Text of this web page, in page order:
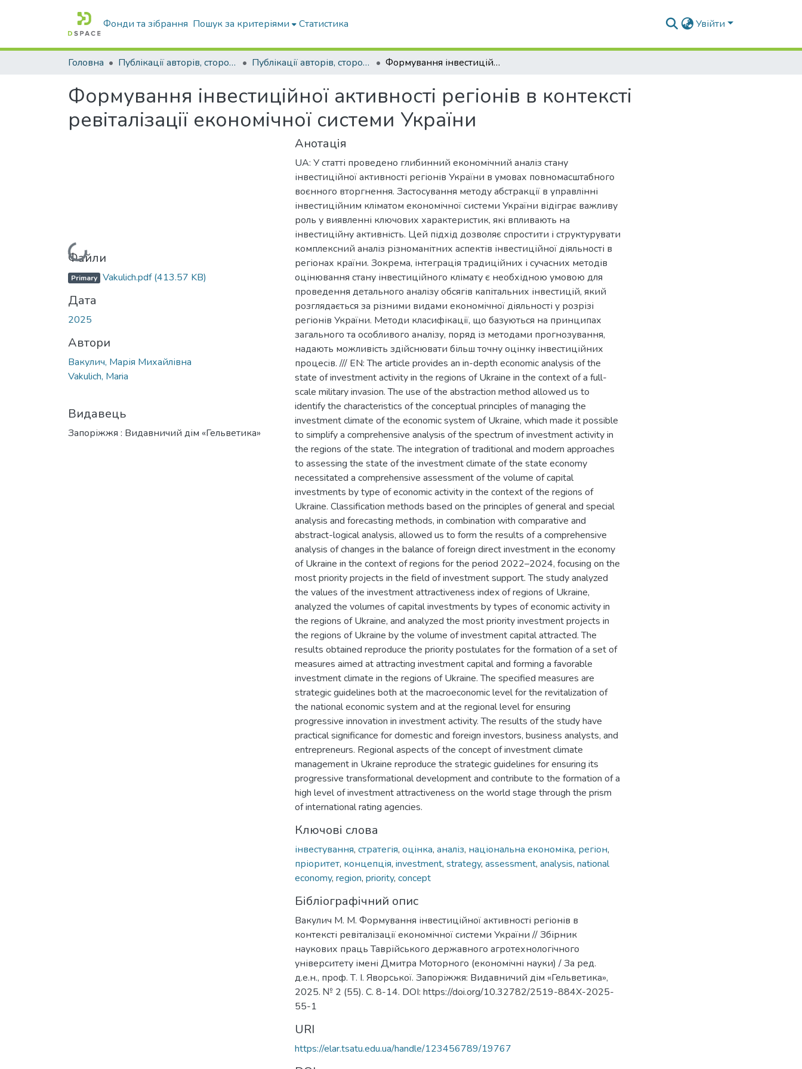
Фонди та зібрання Пошук за критеріями Статистика Увійти
Головна Публікації авторів, сторонніх університету Публікації авторів, сторонніх університету Формування інвестиційної активності регіонів в контексті ревіталізації економічної системи України
Формування інвестиційної активності регіонів в контексті
ревіталізації економічної системи України
Вантажиться...
Файли
Primary Vakulich.pdf(413.57 KB)
Дата
2025
Автори
Вакулич, Марія Михайлівна
Vakulich, Maria
Видавець
Запоріжжя : Видавничий дім «Гельветика»
Анотація
UA: У статті проведено глибинний економічний аналіз стану
інвестиційної активності регіонів України в умовах повномасштабного
воєнного вторгнення. Застосування методу абстракції в управлінні
інвестиційним кліматом економічної системи України відіграє важливу
роль у виявленні ключових характеристик, які впливають на
інвестиційну активність. Цей підхід дозволяє спростити і структурувати
комплексний аналіз різноманітних аспектів інвестиційної діяльності в
регіонах країни. Зокрема, інтеграція традиційних і сучасних методів
оцінювання стану інвестиційного клімату є необхідною умовою для
проведення детального аналізу обсягів капітальних інвестицій, який
розглядається за різними видами економічної діяльності у розрізі
регіонів України. Методи класифікації, що базуються на принципах
загального та особливого аналізу, поряд із методами прогнозування,
надають можливість здійснювати більш точну оцінку інвестиційних
процесів. /// EN: The article provides an in-depth economic analysis of the
state of investment activity in the regions of Ukraine in the context of a full-
scale military invasion. The use of the abstraction method allowed us to
identify the characteristics of the conceptual principles of managing the
investment climate of the economic system of Ukraine, which made it possible
to simplify a comprehensive analysis of the spectrum of investment activity in
the regions of the state. The integration of traditional and modern approaches
to assessing the state of the investment climate of the state economy
necessitated a comprehensive assessment of the volume of capital
investments by type of economic activity in the context of the regions of
Ukraine. Classification methods based on the principles of general and special
analysis and forecasting methods, in combination with comparative and
abstract-logical analysis, allowed us to form the results of a comprehensive
analysis of changes in the balance of foreign direct investment in the economy
of Ukraine in the context of regions for the period 2022–2024, focusing on the
most priority projects in the field of investment support. The study analyzed
the values of the investment attractiveness index of regions of Ukraine,
analyzed the volumes of capital investments by types of economic activity in
the regions of Ukraine, and analyzed the most priority investment projects in
the regions of Ukraine by the volume of investment capital attracted. The
results obtained reproduce the priority postulates for the formation of a set of
measures aimed at attracting investment capital and forming a favorable
investment climate in the regions of Ukraine. The specified measures are
strategic guidelines both at the macroeconomic level for the revitalization of
the national economic system and at the regional level for ensuring
progressive innovation in investment activity. The results of the study have
practical significance for domestic and foreign investors, business analysts, and
entrepreneurs. Regional aspects of the concept of investment climate
management in Ukraine reproduce the strategic guidelines for ensuring its
progressive transformational development and contribute to the formation of a
high level of investment attractiveness on the world stage through the prism
of international rating agencies.
Ключові слова
інвестування, стратегія, оцінка, аналіз, національна економіка, регіон,
пріоритет, концепція, investment, strategy, assessment, analysis, national
economy, region, priority, concept
Бібліографічний опис
Вакулич М. М. Формування інвестиційної активності регіонів в
контексті ревіталізації економічної системи України // Збірник
наукових праць Таврійського державного агротехнологічного
університету імені Дмитра Моторного (економічні науки) / За ред.
д.е.н., проф. Т. І. Яворської. Запоріжжя: Видавничий дім «Гельветика»,
2025. № 2 (55). С. 8-14. DOI: https://doi.org/10.32782/2519-884X-2025-
55-1
URI
https://elar.tsatu.edu.ua/handle/123456789/19767